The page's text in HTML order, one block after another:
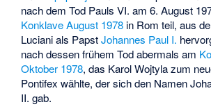
nach dem Tod Pauls VI. am 6. August
Konklave August 1978 in Rom teil, aus
Luciani als PapstJohannes Paul I.
nach dessen frühem Tod abermals am
Oktober 1978, das Karol Wojtyla zum
Pontifex wählte, der sich den Namen
II. gab.